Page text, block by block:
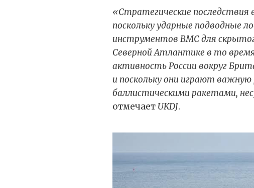
«Стратегические
поскольку ударные подводные
инструментов ВМС для
Северной Атлантике в то
активность России вокруг
и поскольку они играют
баллистическими ракетами,
отмечает UKDJ.